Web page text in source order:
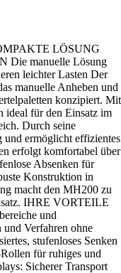
LÖSUNG
manuelle Lösung
leichter Lasten Der
manuelle Anheben und
konzipiert. Mit
ideal für den Einsatz im
Durch seine
und ermöglicht effizientes
erfolgt komfortabel über
Absenken für
Konstruktion in
macht den MH200 zu
IHRE VORTEILE
und
und Verfahren ohne
stufenloses Senken
für ruhiges und
Sicherer Transport